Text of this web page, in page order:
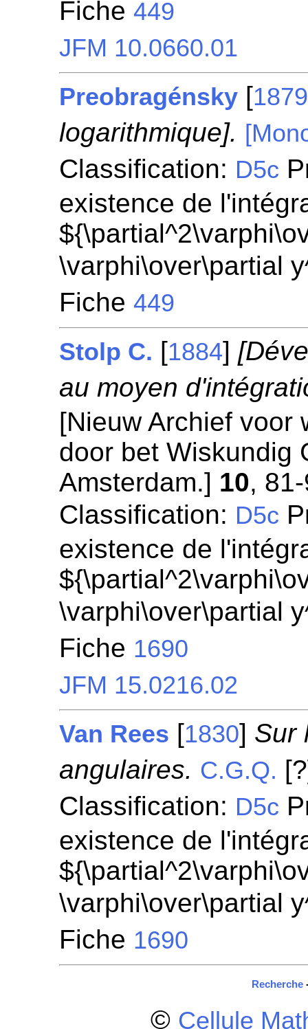
Fiche449
JFM 10.0660.01
Preobragénsky [1879
logarithmique].
Classification: D5c
existence de
\varphi\over\partial
Fiche449
Stolp C. [1884]
au moyen
[Nieuw Archief voor
door bet Wiskundig
Amsterdam.] 10,
Classification: D5c
existence de
\varphi\over\partial
Fiche 1690
JFM 15.0216.02
Van Rees [1830] Sur
angulaires. C.G.Q.
Classification: D5c
existence de
\varphi\over\partial
Fiche 1690
Recherche
© Cellule